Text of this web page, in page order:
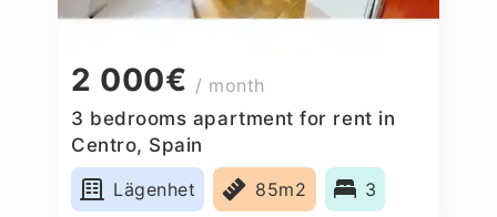
2 000€ / month
3 bedrooms apartment for rent in
Centro, Spain
Lägenhet
85m2 3